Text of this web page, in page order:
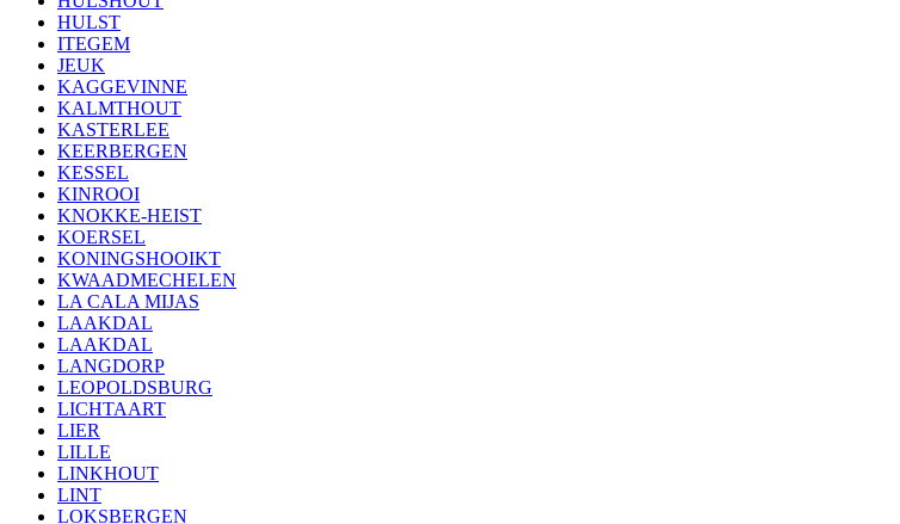
HULST
ITEGEM
JEUK
KAGGEVINNE
KALMTHOUT
KASTERLEE
KEERBERGEN
KESSEL
KINROOI
KNOKKE-HEIST
KOERSEL
KONINGSHOOIKT
KWAADMECHELEN
LA CALA MIJAS
LAAKDAL
LAAKDAL
LANGDORP
LEOPOLDSBURG
LICHTAART
LIER
LILLE
LINKHOUT
LINT
LOKSBERGEN